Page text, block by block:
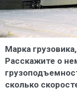
Марка
Расскажите о
сколько